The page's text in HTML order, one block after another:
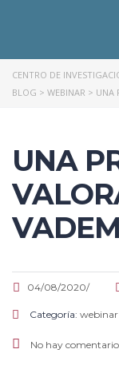
CENTRO DE
BLOG > WEBINAR > UNA
UNA
04/08/2020/
Categoría: webinar
No hay